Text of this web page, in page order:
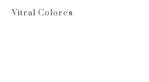
Vitral Colores